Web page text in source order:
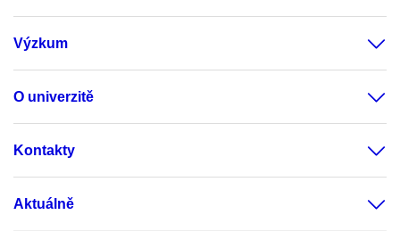
Výzkum
O univerzitě
Kontakty
Aktuálně